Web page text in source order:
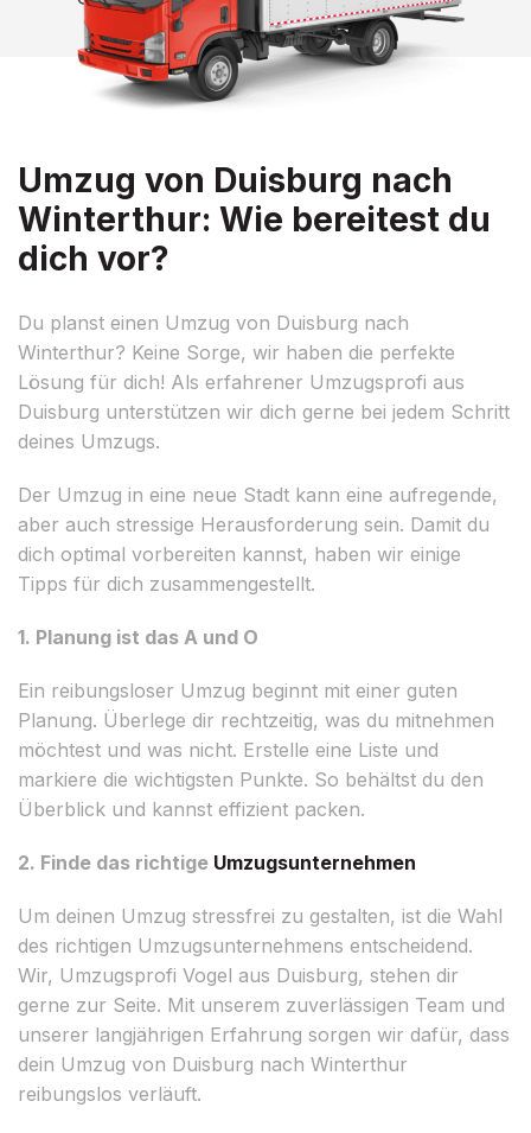
Umzug von Duisburg nach
Winterthur: Wie bereitest du
dich vor?
Du planst einen Umzug von Duisburg nach
Winterthur? Keine Sorge, wir haben die perfekte
Lösung für dich! Als erfahrener Umzugsprofi aus
Duisburg unterstützen wir dich gerne bei jedem Schritt
deines Umzugs.
Der Umzug in eine neue Stadt kann eine aufregende,
aber auch stressige Herausforderung sein. Damit du
dich optimal vorbereiten kannst, haben wir einige
Tipps für dich zusammengestellt.
1. Planung ist das A und O
Ein reibungsloser Umzug beginnt mit einer guten
Planung. Überlege dir rechtzeitig, was du mitnehmen
möchtest und was nicht. Erstelle eine Liste und
markiere die wichtigsten Punkte. So behältst du den
Überblick und kannst effizient packen.
2. Finde das richtige Umzugsunternehmen
Um deinen Umzug stressfrei zu gestalten, ist die Wahl
des richtigen Umzugsunternehmens entscheidend.
Wir, Umzugsprofi Vogel aus Duisburg, stehen dir
gerne zur Seite. Mit unserem zuverlässigen Team und
unserer langjährigen Erfahrung sorgen wir dafür, dass
dein Umzug von Duisburg nach Winterthur
reibungslos verläuft.